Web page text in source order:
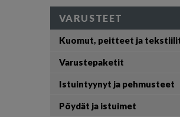
VARUSTEET
Kuomut, peitteet ja
Varustepaketit
Istuintyynyt ja pehmusteet
Pöydät ja istuimet